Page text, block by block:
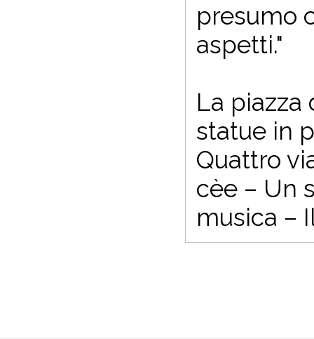
presumo
aspetti."
La piazza
statue in
Quattro
cèe – Un
musica –